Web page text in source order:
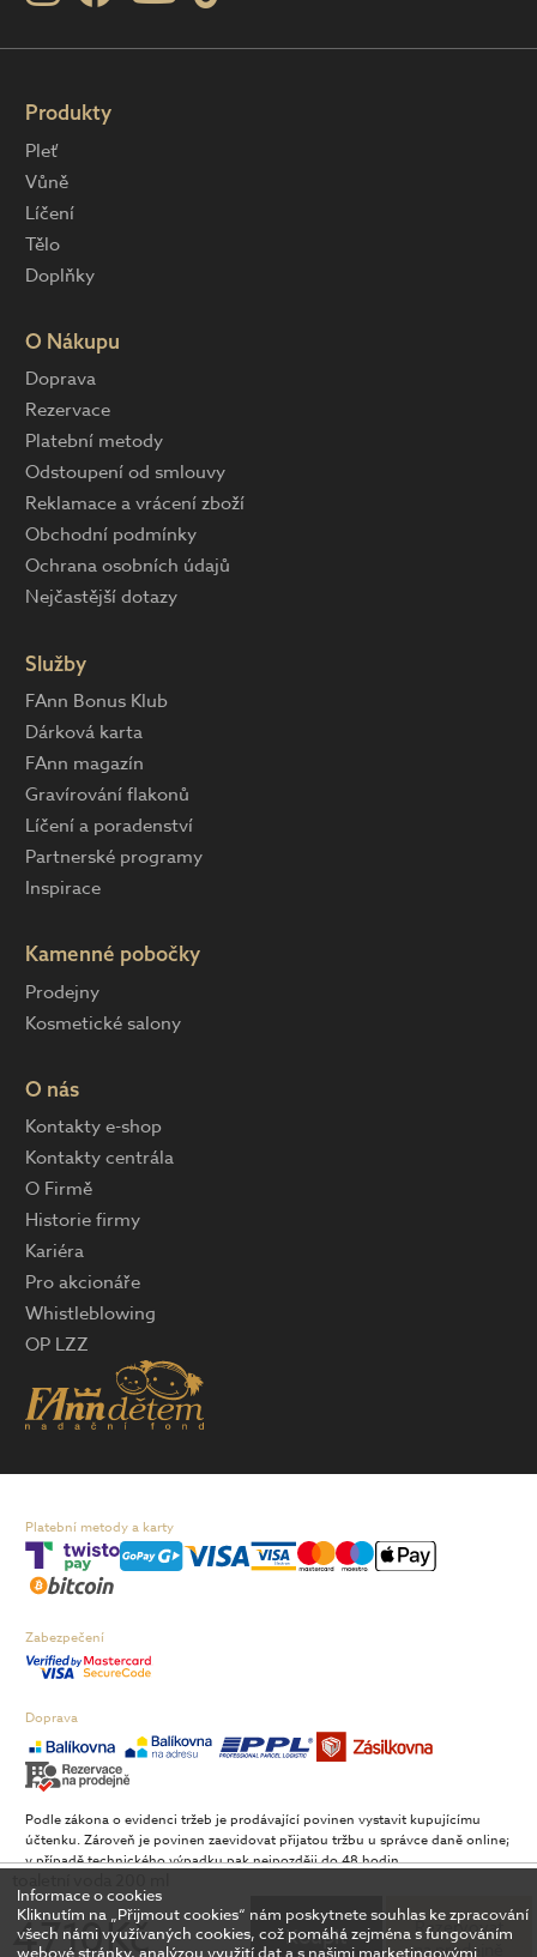
4 710 Kč Koupit
Rezervovat
na prodejně
Informace o cookies
Kliknutím na „Přijmout cookies“ nám poskytnete souhlas ke zpracování
všech námi využívaných cookies, což pomáhá zejména s fungováním
webové stránky, analýzou využití dat a s našimi marketingovými
Produkty
Pleť
Vůně
Líčení
Tělo
Doplňky
O Nákupu
Doprava
Rezervace
Platební metody
Odstoupení od smlouvy
Reklamace a vrácení zboží
Obchodní podmínky
Ochrana osobních údajů
Nejčastější dotazy
Služby
FAnn Bonus Klub
Dárková karta
FAnn magazín
Gravírování flakonů
Líčení a poradenství
Partnerské programy
Inspirace
Kamenné pobočky
Prodejny
Kosmetické salony
O nás
Kontakty e-shop
Kontakty centrála
O Firmě
Historie firmy
Kariéra
Pro akcionáře
Whistleblowing
OP LZZ
Platební metody a karty
Zabezpečení
Doprava
Podle zákona o evidenci tržeb je prodávající povinen vystavit kupujícímu
účtenku. Zároveň je povinen zaevidovat přijatou tržbu u správce daně online;
v případě technického výpadku pak nejpozději do 48 hodin.
Jandáskova 24, 621 00, Brno | mapa
Copyright © 2026 FAnn Retail, a.s. | Spravuje Digitální agenturaDIGISHOCK